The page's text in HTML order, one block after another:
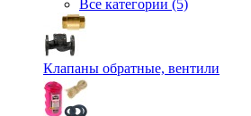
Все категории (5)
Клапаны обратные, вентили